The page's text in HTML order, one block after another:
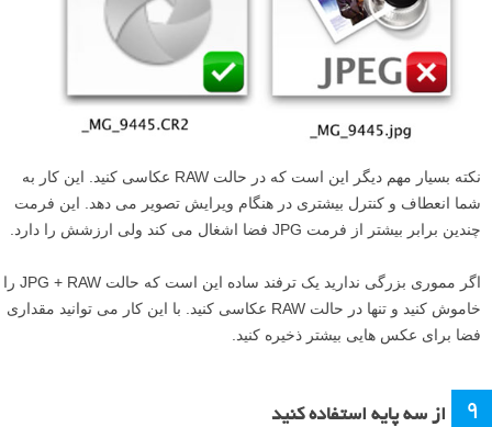
اندکی underexpose (کم نور) عکاسی کنید چرا که اصلاح کمی نور بسیار
آسانتر از اصلاح ناحیه های سوخته است.